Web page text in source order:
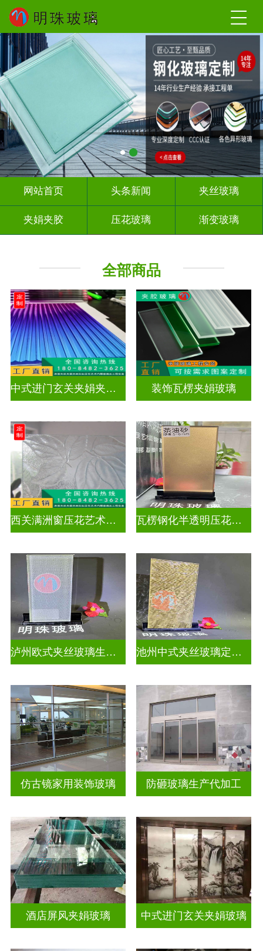
网站首页 头条新闻 夹丝玻璃
夹娟夹胶 压花玻璃 渐变玻璃
全部商品
中式进门玄关夹娟夹丝玻璃 装饰瓦楞夹娟玻璃
西关满洲窗压花艺术玻璃门窗 瓦楞钢化半透明压花玻璃
泸州欧式夹丝玻璃生产厂家地址 池州中式夹丝玻璃定做厂
仿古镜家用装饰玻璃 防砸玻璃生产代加工
酒店屏风夹娟玻璃 中式进门玄关夹娟玻璃